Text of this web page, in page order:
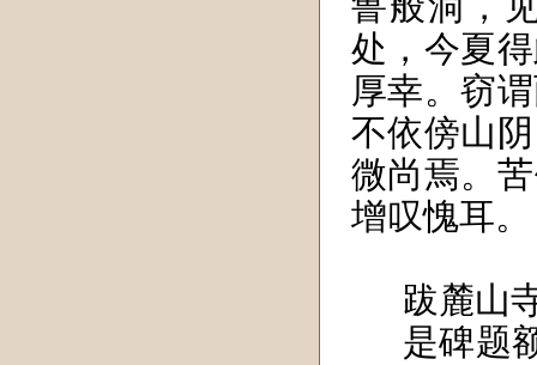
处，今夏
厚幸。窃
不依傍山
微尚焉。
增叹愧耳。
跋麓山
是碑题